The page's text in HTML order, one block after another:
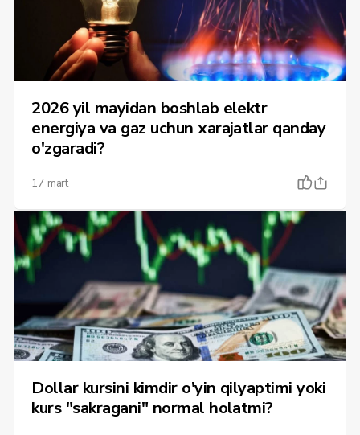
2026 yil mayidan boshlab elektr
energiya va gaz uchun xarajatlar qanday
o'zgaradi?
17 mart
Dollar kursini kimdir o'yin qilyaptimi yoki
kurs "sakragani" normal holatmi?